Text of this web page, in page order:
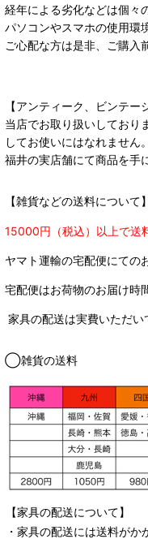
経年による劣化などは個々
パソコンやスマホの使用環
ご心配な方は是非、ご購入
【アンティーク、ビンテー
当店でお取り扱いしており
してお使いにはなれません
福井の実店舗にて商品を手
【雑貨などの送料について】
15000円（税込）以上で送
ヤマト運輸の宅配便にての
宅配便はお荷物のお届け時
家具の配送は実費いただ
◯雑貨の送料
【家具の配送について】
・家具の配送には送料がか